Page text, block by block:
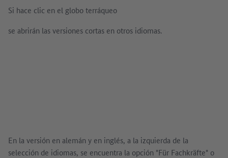
Si hace clic en el globo terráqueo
se abrirán las versiones cortas en otros idiomas.
En la versión en alemán y en inglés, a la izquierda de la
selección de idiomas, se encuentra la opción "Für Fachkräfte" o